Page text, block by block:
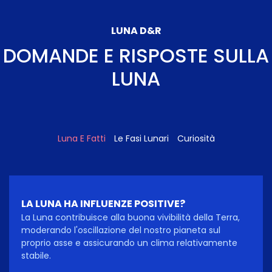
LUNA D&R
DOMANDE E RISPOSTE SULLA
LUNA
Luna E Fatti Le Fasi Lunari Curiosità
LA LUNA HA INFLUENZE POSITIVE?
La Luna contribuisce alla buona vivibilità della Terra,
moderando l'oscillazione del nostro pianeta sul
proprio asse e assicurando un clima relativamente
stabile.